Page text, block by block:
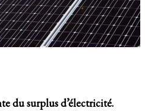
du surplus d’électricité.